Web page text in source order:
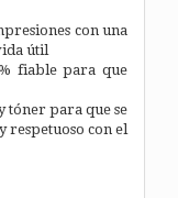
con una
útil
fiable para que
tóner para que se
respetuoso con el